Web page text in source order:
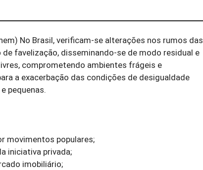
No Brasil, verificam-se alterações nos rumos das
favelização, disseminando-se de modo residual e
comprometendo ambientes frágeis e
a exacerbação das condições de desigualdade
e pequenas.
movimentos populares;
iniciativa privada;
imobiliário;